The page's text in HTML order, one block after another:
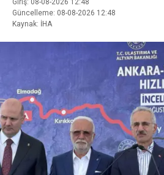
Giriş: 08-08-2026 12:48
Güncelleme: 08-08-2026 12:48
Kaynak: İHA